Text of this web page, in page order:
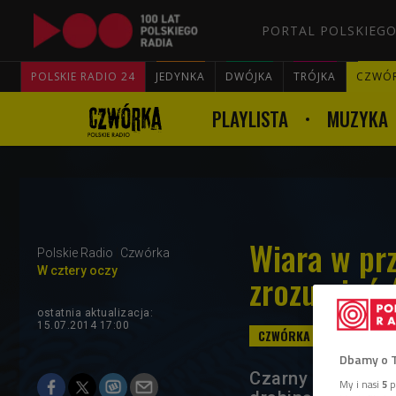
PORTAL
POLSKIE RADIO 24 JEDYNKA DWÓJKA TRÓJKA
PLAYLISTA MUZYKA
Polskie Radio
Czwórka
W cztery oczy
Wiara w
zrozumieć
ostatnia aktualizacja:
15.07.2014 17:00
Czarny kot
Dbamy o
My i nasi 5